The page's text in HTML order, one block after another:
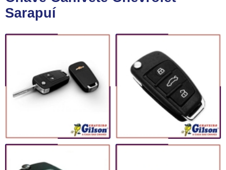
Sarapuí